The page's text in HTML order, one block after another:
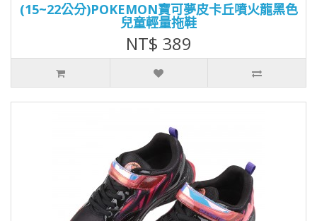
(15~22公分)POKEMON寶可夢皮卡丘噴火龍黑色
兒童輕量拖鞋
NT$ 389